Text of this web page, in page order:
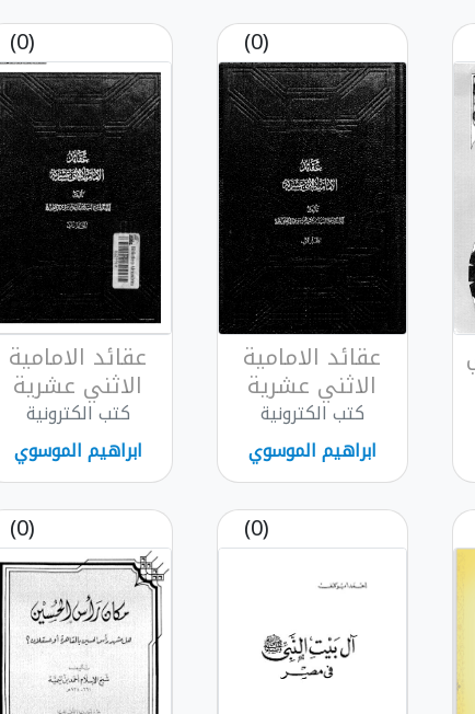
(0)
عقائد الامامية
الاثني عشرية
كتب الكترونية
ابراهيم الموسوي
(0)
عقائد الامامية
الاثني عشرية
كتب الكترونية
ابراهيم الموسوي
(0)
(0)